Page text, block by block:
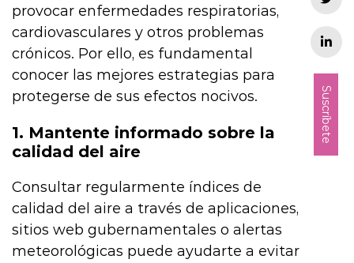
provocar enfermedades respiratorias,
cardiovasculares y otros problemas
crónicos. Por ello, es fundamental
conocer las mejores estrategias para
protegerse de sus efectos nocivos.
1. Mantente informado sobre la
calidad del aire
Consultar regularmente índices de
calidad del aire a través de aplicaciones,
sitios web gubernamentales o alertas
meteorológicas puede ayudarte a evitar
Suscríbete